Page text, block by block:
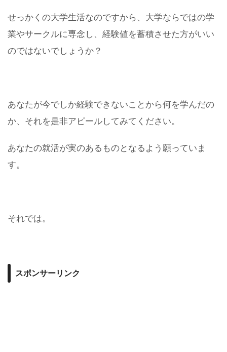
せっかくの大学生活なのですから、大学ならではの学
業やサークルに専念し、経験値を蓄積させた方がいい
のではないでしょうか？
あなたが今でしか経験できないことから何を学んだの
か、それを是非アピールしてみてください。
あなたの就活が実のあるものとなるよう願っていま
す。
それでは。
スポンサーリンク